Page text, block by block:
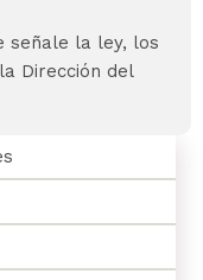
señale la ley, los
Dirección del